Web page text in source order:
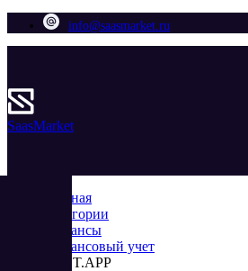
info@saasmarket.ru
SaasMarket
Главная
Категории
Финансы
Финансовый учет
CENT.APP